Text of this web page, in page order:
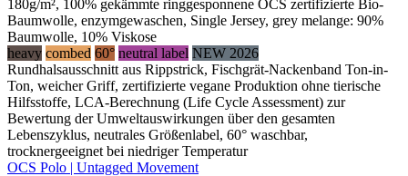
180g/m², 100% gekämmte ringgesponnene OCS zertifizierte Bio-
Baumwolle, enzymgewaschen, Single Jersey, grey melange: 90%
Baumwolle, 10% Viskose
heavy combed 60° neutral label NEW 2026
Rundhalsausschnitt aus Rippstrick, Fischgrät-Nackenband Ton-in-
Ton, weicher Griff, zertifizierte vegane Produktion ohne tierische
Hilfsstoffe, LCA-Berechnung (Life Cycle Assessment) zur
Bewertung der Umweltauswirkungen über den gesamten
Lebenszyklus, neutrales Größenlabel, 60° waschbar,
trocknergeeignet bei niedriger Temperatur
OCS Polo | Untagged Movement